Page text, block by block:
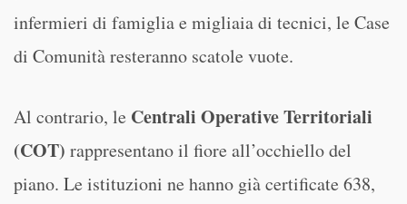
infermieri di famiglia e migliaia di tecnici, le Case
di Comunità resteranno scatole vuote.
Al contrario, le Centrali Operative Territoriali
(COT) rappresentano il fiore all’occhiello del
piano. Le istituzioni ne hanno già certificate 638,